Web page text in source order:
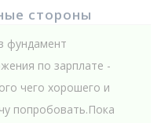
стороны
фундамент
по зарплате -
чего хорошего и
попробовать.Пока